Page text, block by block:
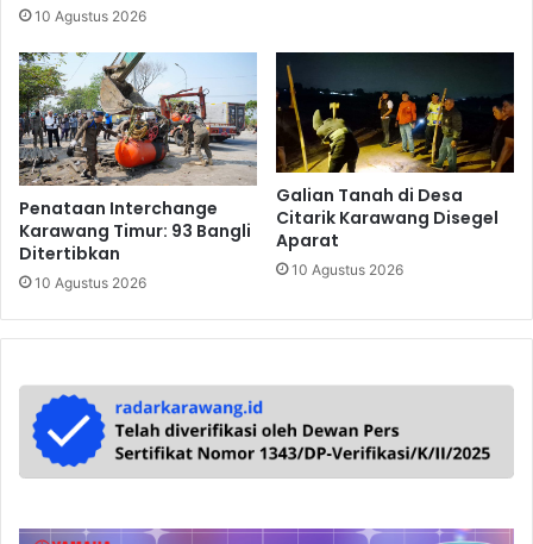
10 Agustus 2026
Penataan Interchange
Karawang Timur: 93 Bangli
Ditertibkan
10 Agustus 2026
Galian Tanah di Desa
Citarik Karawang Disegel
Aparat
10 Agustus 2026